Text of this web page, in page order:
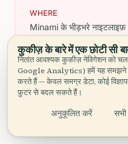
WHERE
Minami के भीड़भरे नाइटलाइफ़
HOW TO SHUT IT DOWN
फोन अपने हाथ में रखें, किसी
और अगर बातचीत शारीरिक
तो आगे बढ़ जाएँ।
कुकीज़ के बारे में एक छोटी सी
नितांत आवश्यक कुकीज़ नेविगेशन को
Google Analytics) हमें यह समझने
करते हैं — केवल समग्र डेटा, कोई
फ़ुटर से बदल सकते हैं।
अनुकूलित करें